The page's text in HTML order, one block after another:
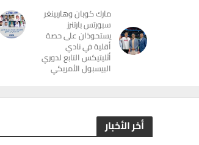
مارك كوبان وهاربينغر
سبورتس بارتنرز
يستحوذان على حصة
أقلية في نادي
أثليتيكس التابع لدوري
البيسبول الأمريكي
أخر الأخبار